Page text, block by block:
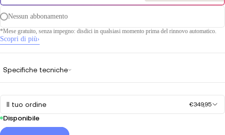
Nessun abbonamento
*Mese gratuito, senza impegno: disdici in qualsiasi momento prima del rinnovo automatico.
Scopri di più›
Specifiche tecniche
Il tuo ordine €349,95
Disponibile